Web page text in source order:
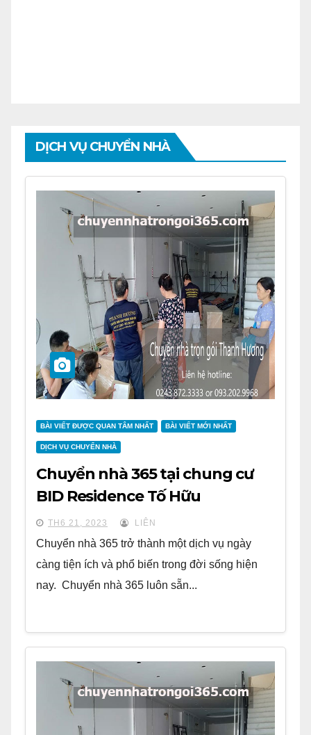
DỊCH VỤ CHUYỂN NHÀ
BÀI VIẾT ĐƯỢC QUAN TÂM NHẤT BÀI VIẾT MỚI NHẤT
DỊCH VỤ CHUYỂN NHÀ
Chuyển nhà 365 tại chung cư
BID Residence Tố Hữu
TH6 21, 2023 LIÊN
Chuyển nhà 365 trở thành một dịch vụ ngày
càng tiện ích và phổ biến trong đời sống hiện
nay. Chuyển nhà 365 luôn sẵn...